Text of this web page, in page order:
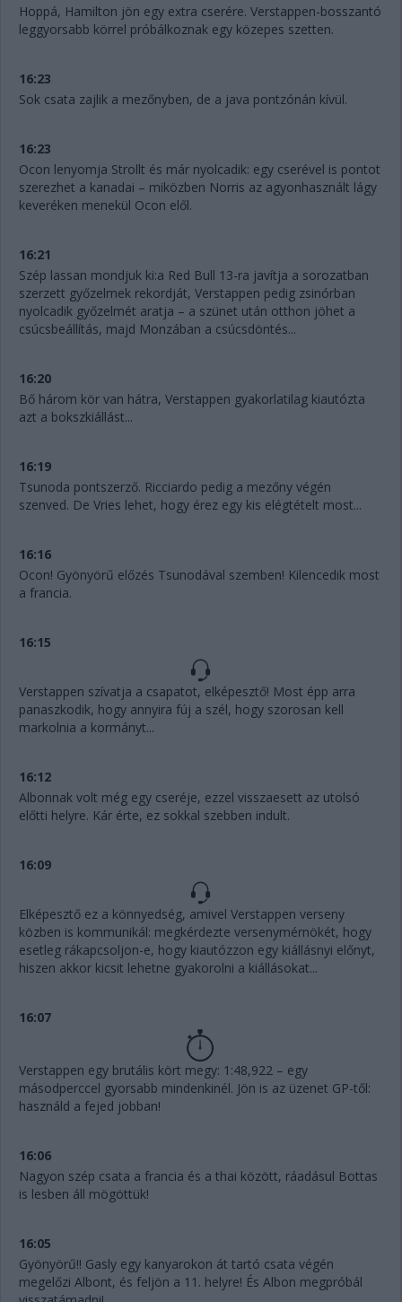
Hoppá, Hamilton jön egy extra cserére. Verstappen-bosszantó
leggyorsabb körrel próbálkoznak egy közepes szetten.
16:23
Sok csata zajlik a mezőnyben, de a java pontzónán kívül.
16:23
Ocon lenyomja Strollt és már nyolcadik: egy cserével is pontot
szerezhet a kanadai – miközben Norris az agyonhasznált lágy
keveréken menekül Ocon elől.
16:21
Szép lassan mondjuk ki:a Red Bull 13-ra javítja a sorozatban
szerzett győzelmek rekordját, Verstappen pedig zsinórban
nyolcadik győzelmét aratja – a szünet után otthon jöhet a
csúcsbeállítás, majd Monzában a csúcsdöntés...
16:20
Bő három kör van hátra, Verstappen gyakorlatilag kiautózta
azt a bokszkiállást...
16:19
Tsunoda pontszerző. Ricciardo pedig a mezőny végén
szenved. De Vries lehet, hogy érez egy kis elégtételt most...
16:16
Ocon! Gyönyörű előzés Tsunodával szemben! Kilencedik most
a francia.
16:15
Verstappen szívatja a csapatot, elképesztő! Most épp arra
panaszkodik, hogy annyira fúj a szél, hogy szorosan kell
markolnia a kormányt...
16:12
Albonnak volt még egy cseréje, ezzel visszaesett az utolsó
előtti helyre. Kár érte, ez sokkal szebben indult.
16:09
Elképesztő ez a könnyedség, amivel Verstappen verseny
közben is kommunikál: megkérdezte versenymérnökét, hogy
esetleg rákapcsoljon-e, hogy kiautózzon egy kiállásnyi előnyt,
hiszen akkor kicsit lehetne gyakorolni a kiállásokat...
16:07
Verstappen egy brutális kört megy: 1:48,922 – egy
másodperccel gyorsabb mindenkinél. Jön is az üzenet GP-től:
használd a fejed jobban!
16:06
Nagyon szép csata a francia és a thai között, ráadásul Bottas
is lesben áll mögöttük!
16:05
Gyönyörű!! Gasly egy kanyarokon át tartó csata végén
megelőzi Albont, és feljön a 11. helyre! És Albon megpróbál